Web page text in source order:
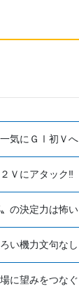
気にＧⅠ初Ｖへ
Ｖにアタック‼
の決定力は怖い
い機力文句なし
に望みをつなぐ